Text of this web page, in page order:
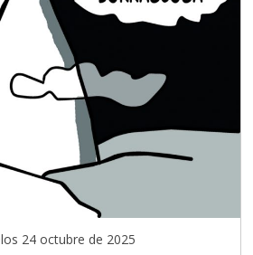
24 octubre de 2025